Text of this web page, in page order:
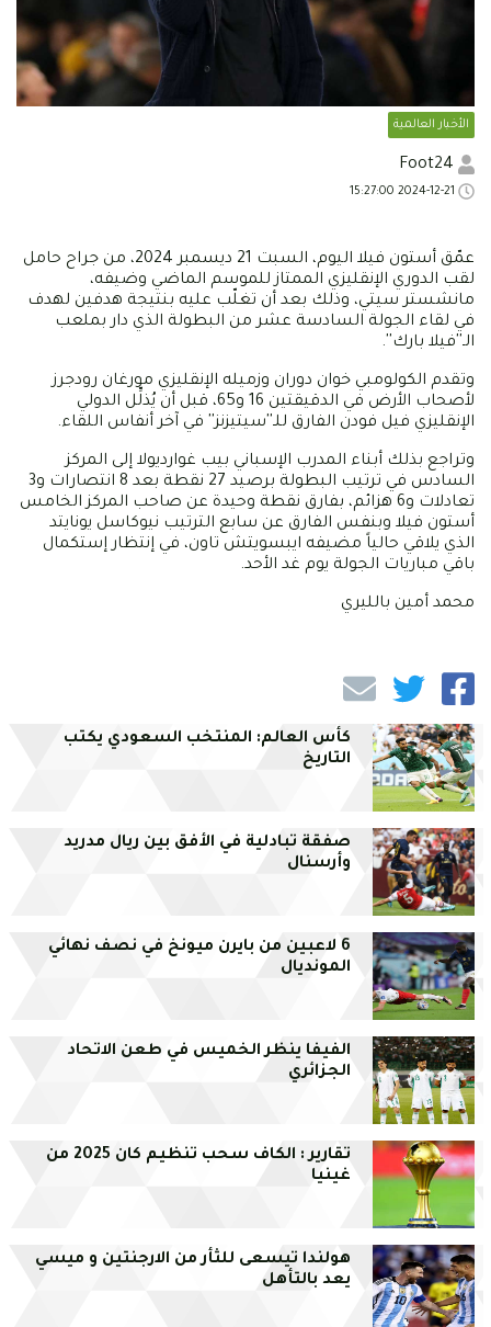
الأخبار العالمية
عمّق أستون فيلا اليوم، السبت 21 ديسمبر 2024، من جراح حامل
لقب الدوري الإنقليزي الممتاز للموسم الماضي وضيفه،
مانشستر سيتي، وذلك بعد أن تغلّب عليه بنتيجة هدفين لهدف
في لقاء الجولة السادسة عشر من البطولة الذي دار بملعب
الـ''فيلا بارك''.
وتقدم الكولومبي خوان دوران وزميله الإنقليزي مورغان رودجرز
لأصحاب الأرض في الدقيقتين 16 و65، قبل أن يُذلِّل الدولي
الإنقليزي فيل فودن الفارق للـ''سيتيزنز'' في آخر أنفاس اللقاء.
وتراجع بذلك أبناء المدرب الإسباني بيب غوارديولا إلى المركز
السادس في ترتيب البطولة برصيد 27 نقطة بعد 8 انتصارات و3
تعادلات و6 هزائم، بفارق نقطة وحيدة عن صاحب المركز الخامس
أستون فيلا وبنفس الفارق عن سابع الترتيب نيوكاسل يونايتد
الذي يلاقي حالياً مضيفه ايبسويتش تاون، في إنتظار إستكمال
باقي مباريات الجولة يوم غد الأحد.
محمد أمين بالليري
كأس العالم: المنتخب السعودي يكتب
التاريخ
صفقة تبادلية في الأفق بين ريال مدريد
وأرسنال
6 لاعبين من بايرن ميونخ في نصف نهائي
المونديال
الفيفا ينظر الخميس في طعن الاتحاد
الجزائري
تقارير : الكاف سحب تنظيم كان 2025 من
غينيا
هولندا تيسعى للثأر من الارجنتين و ميسي
يعد بالتأهل